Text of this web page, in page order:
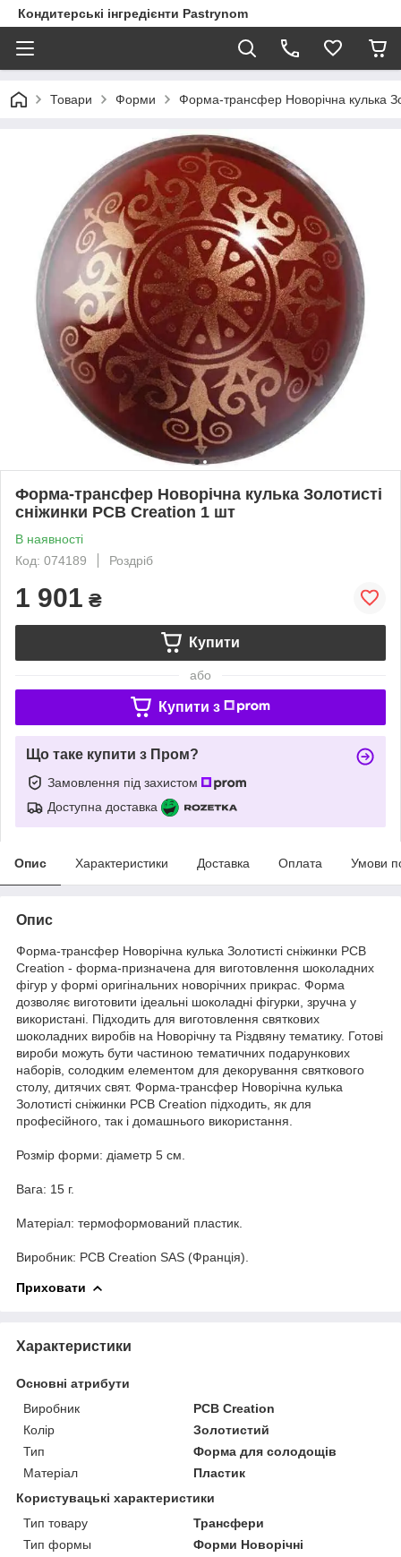
Кондитерські інгредієнти Pastrynom
Товари Форми Форма-трансфер Новорічна кулька
Форма-трансфер Новорічна кулька Золотисті
сніжинки PCB Creation 1 шт
В наявності
Код: 074189
Роздріб
1 901 ₴
Купити
або
Купити з
Що таке купити з Пром?
Замовлення під захистом
Доступна доставка
Опис Характеристики Доставка Оплата Умови
Опис
Форма-трансфер Новорічна кулька Золотисті сніжинки PCB
Creation - форма-призначена для виготовлення шоколадних
фігур у формі оригінальних новорічних прикрас. Форма
дозволяє виготовити ідеальні шоколадні фігурки, зручна у
використані. Підходить для виготовлення святкових
шоколадних виробів на Новорічну та Різдвяну тематику. Готові
вироби можуть бути частиною тематичних подарункових
наборів, солодким елементом для декорування святкового
столу, дитячих свят. Форма-трансфер Новорічна кулька
Золотисті сніжинки PCB Creation підходить, як для
професійного, так і домашнього використання.
Розмір форми: діаметр 5 см.
Вага: 15 г.
Матеріал: термоформований пластик.
Виробник: PCB Creation SAS (Франція).
Приховати
Характеристики
Основні атрибути
Виробник
PCB Creation
Колір
Золотистий
Тип
Форма для солодощів
Матеріал
Пластик
Користувацькі характеристики
Тип товару
Трансфери
Тип формы
Форми Новорічні